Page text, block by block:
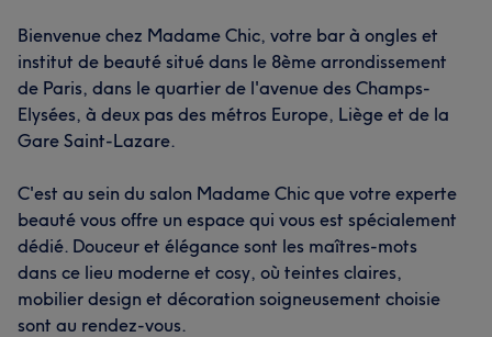
Bienvenue chez Madame Chic, votre bar à ongles et
institut de beauté situé dans le 8ème arrondissement
de Paris, dans le quartier de l'avenue des Champs-
Elysées, à deux pas des métros Europe, Liège et de la
Gare Saint-Lazare.
C'est au sein du salon Madame Chic que votre experte
beauté vous offre un espace qui vous est spécialement
dédié. Douceur et élégance sont les maîtres-mots
dans ce lieu moderne et cosy, où teintes claires,
mobilier design et décoration soigneusement choisie
sont au rendez-vous.